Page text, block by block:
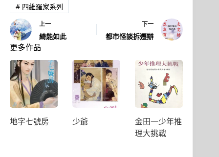
#四維羅家系列
上一
綺能如此
下一
都市怪談拆遷辦
更多作品
地字七號房 少爺
金田一少年推
理大挑戰